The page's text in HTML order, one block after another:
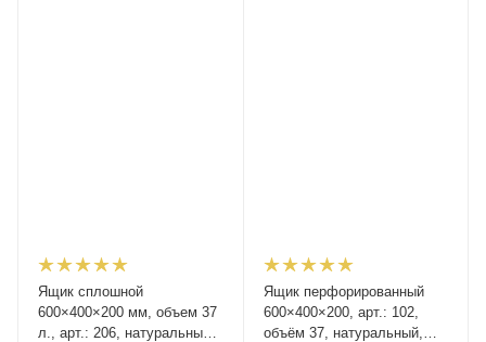
Ящик сплошной
600×400×200 мм, объем 37
л., арт.: 206, натуральный,
Ящик перфорированный
600×400×200, арт.: 102,
объём 37, натуральный,